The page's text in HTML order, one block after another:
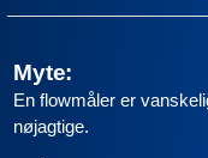
Myte:
En flowmåler er
nøjagtige.